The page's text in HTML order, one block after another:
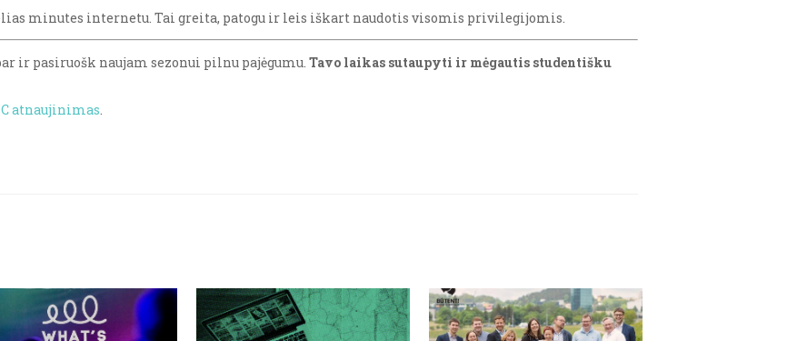
minutes internetu. Tai greita, patogu ir leis iškart naudotis visomis privilegijomis.
ir pasiruošk naujam sezonui pilnu pajėgumu. Tavo laikas sutaupyti ir mėgautis studentišku
atnaujinimas